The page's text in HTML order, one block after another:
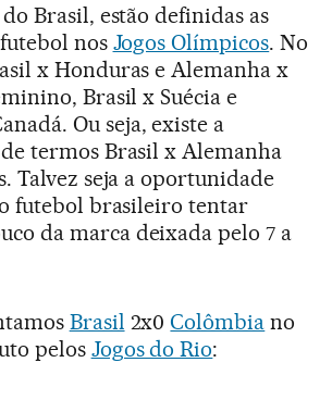
Brasil, estão definidas as
nos Jogos Olímpicos. No
x Honduras e Alemanha x
Brasil x Suécia e
Ou seja, existe a
termos Brasil x Alemanha
Talvez seja a oportunidade
futebol brasileiro tentar
da marca deixada pelo 7 a
Brasil 2x0Colômbia no
pelos Jogos do Rio: